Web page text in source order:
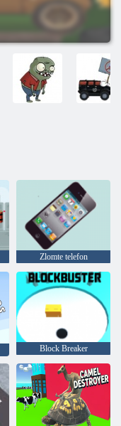
Zlomte telefon
Block Breaker